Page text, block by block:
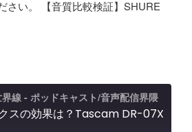
さい。 【音質比較検証】SHURE
線 - ポッドキャスト/音声配信界隈